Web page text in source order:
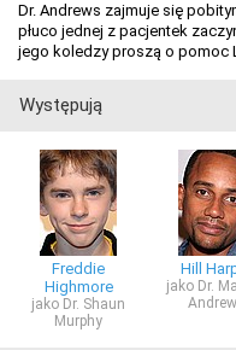
Dr. Andrews zajmuje się
płuco jednej z pacjentek
jego koledzy proszą o pomoc
Występują
Freddie
Highmore
jako Dr. Shaun
Murphy
Hill
jako Dr.